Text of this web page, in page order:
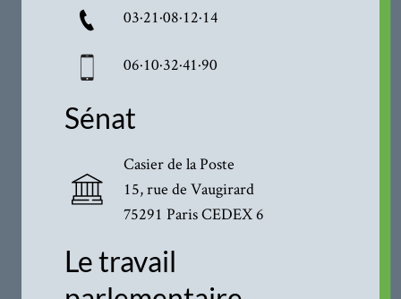
03·21·08·12·14
06·10·32·41·90
Sénat
Casier de la Poste
15, rue de Vaugirard
75291 Paris CEDEX 6
Le travail